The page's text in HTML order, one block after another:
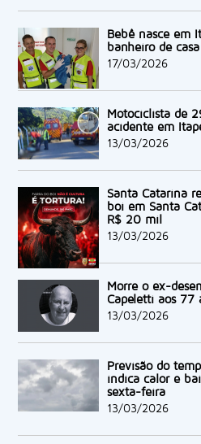
Bebê nasce em
banheiro de
17/03/2026
Motociclista de
acidente em
13/03/2026
Santa Catarina
boi em Santa
R$ 20 mil
13/03/2026
Morre o ex-
Capeletti aos 77
13/03/2026
Previsão do
indica calor e
sexta-feira
13/03/2026